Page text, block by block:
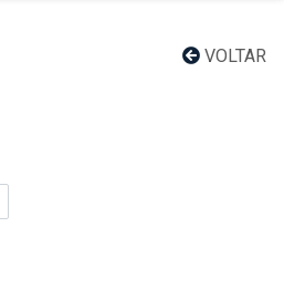
VOLTAR